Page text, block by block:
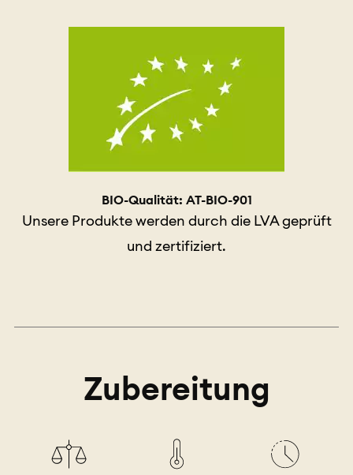
BIO-Qualität: AT-BIO-901
Unsere Produkte werden durch die LVA geprüft
und zertifiziert.
Zubereitung